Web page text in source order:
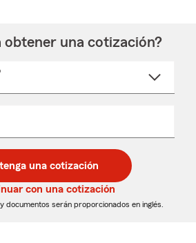
obtener una cotización?
desplegable
una cotización
con una cotización
documentos serán proporcionados en inglés.